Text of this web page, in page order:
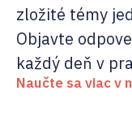
zložité témy
Objavte
každý deň v
Naučte sa viac v